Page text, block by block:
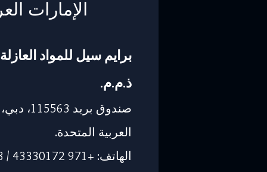
الإمارات
برايم سيل للمواد
ذ.م.م.
صندوق بريد
العربية المتحدة.
الهاتف: +971 43330172 / 3205568